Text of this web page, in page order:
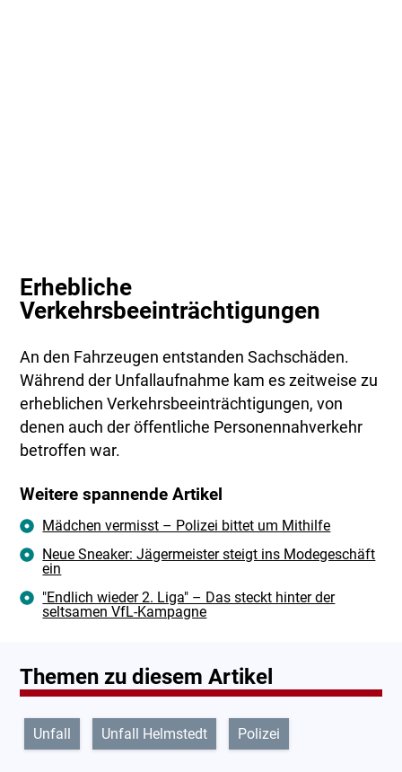
Erhebliche
Verkehrsbeeinträchtigungen
An den Fahrzeugen entstanden Sachschäden.
Während der Unfallaufnahme kam es zeitweise zu
erheblichen Verkehrsbeeinträchtigungen, von
denen auch der öffentliche Personennahverkehr
betroffen war.
Weitere spannende Artikel
Mädchen vermisst – Polizei bittet um Mithilfe
Neue Sneaker: Jägermeister steigt ins Modegeschäft
ein
"Endlich wieder 2. Liga" – Das steckt hinter der
seltsamen VfL-Kampagne
Themen zu diesem Artikel
Unfall Unfall Helmstedt Polizei